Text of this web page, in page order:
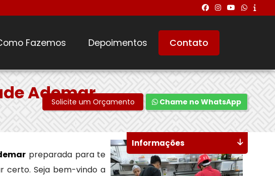
Fazemos Depoimentos Contato
Ademar
Solicite um Orçamento Chame no WhatsApp
preparada para te
certo. Seja bem-vindo a
Informações